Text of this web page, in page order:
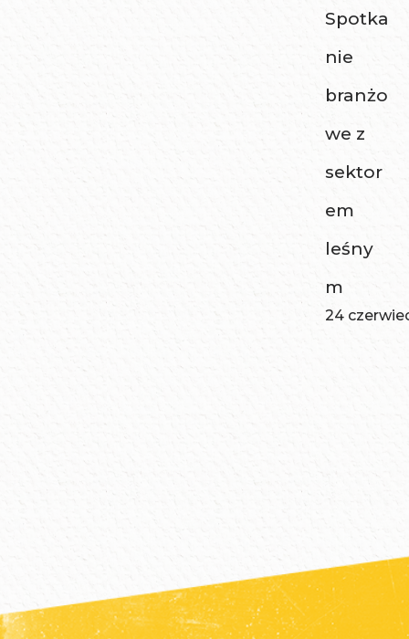
Spotka
nie
branżo
we z
sektor
em
leśny
m
24